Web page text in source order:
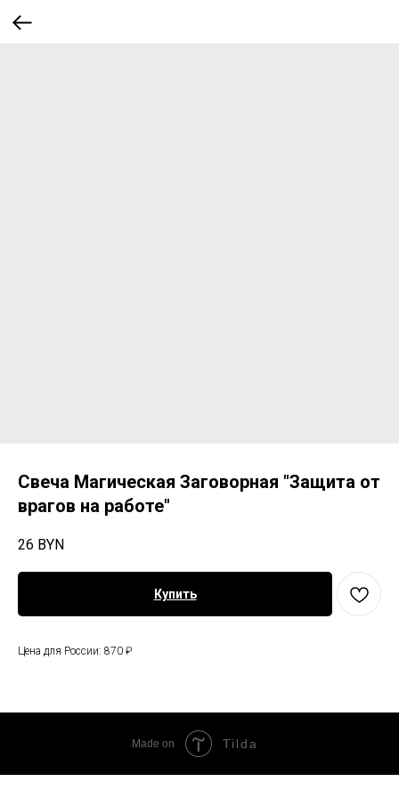
Свеча Магическая Заговорная "Защита от
врагов на работе"
26 BYN
Купить
Цена для России: 870 ₽
Made on Tilda